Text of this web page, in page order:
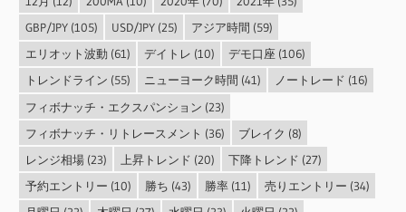
GBP/JPY(105) USD/JPY(25) アジア時間 (59)
エリオット波動 (61) デイトレ (10) デモ口座 (106)
トレンドライン (55) ニューヨーク時間 (41) ノートレード (16)
フィボナッチ・エクスパンション (23)
フィボナッチ・リトレースメント (36) ブレイク (8)
レンジ相場(23) 上昇トレンド (20) 下降トレンド (27)
予約エントリー (10) 勝ち (43) 勝率(11) 売りエントリー (34)